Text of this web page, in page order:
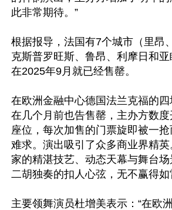
此非常期待。”
根据报导，法国有7个城市（里昂
克斯普罗旺斯、鲁昂、利摩日和
在2025年9月就已经售罄。
在欧洲金融中心德国法兰克福的
在几个月前也告售罄，主办方数
座位，每次加售的门票旋即被一
难求。演出吸引了众多商业界精
家的精湛技艺、动态天幕与舞台场
二胡独奏的扣人心弦，无不赢得如
主要领舞演员杜增美表示：“在欧